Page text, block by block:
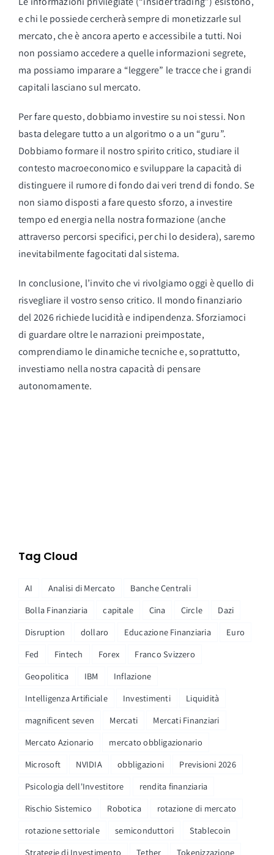
e chi le possiede cercherà sempre di monetizzarle sul
mercato, che è ancora aperto e accessibile a tutti. Noi
non possiamo accedere a quelle informazioni segrete,
ma possiamo imparare a “leggere” le tracce che i grandi
capitali lasciano sul mercato.
Per fare questo, dobbiamo investire su noi stessi. Non
basta delegare tutto a un algoritmo o a un “guru”.
Dobbiamo formare il nostro spirito critico, studiare il
contesto macroeconomico e sviluppare la capacità di
distinguere il rumore di fondo dai veri trend di fondo. Se
non siamo disposti a fare questo sforzo, a investire
tempo ed energia nella nostra formazione (anche
attraverso percorsi specifici, per chi lo desidera), saremo
inevitabilmente fagocitati dal sistema.
In conclusione, l’invito che vi rivolgiamo oggi è quello di
risvegliare il vostro senso critico. Il mondo finanziario
del 2026 richiede lucidità e indipendenza. Sforziamoci
di guardare oltre le narrazioni preimpostate,
comprendiamo le dinamiche tecniche e, soprattutto,
investiamo nella nostra capacità di pensare
autonomamente.
Tag Cloud
AI Analisi di Mercato
Banche Centrali
Bolla Finanziaria
capitale Cina Circle
Dazi
Disruption
dollaro Educazione Finanziaria
Euro
Fed
Fintech Forex
Franco Svizzero
Geopolitica
IBM
Inflazione
Intelligenza Artificiale
Investimenti
Liquidità
magnificent seven
Mercati
Mercati Finanziari
Mercato Azionario
mercato obbligazionario
Microsoft
NVIDIA obbligazioni
Previsioni 2026
Psicologia dell'Investitore
rendita finanziaria
Rischio Sistemico
Robotica
rotazione di mercato
rotazione settoriale
semiconduttori
Stablecoin
Strategie di Investimento
Tether
Tokenizzazione